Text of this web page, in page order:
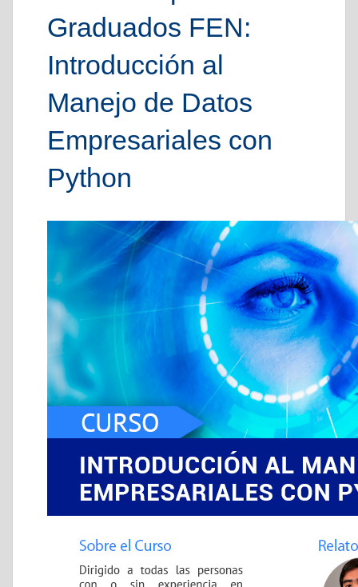
Graduados FEN:
Introducción al
Manejo de Datos
Empresariales con
Python